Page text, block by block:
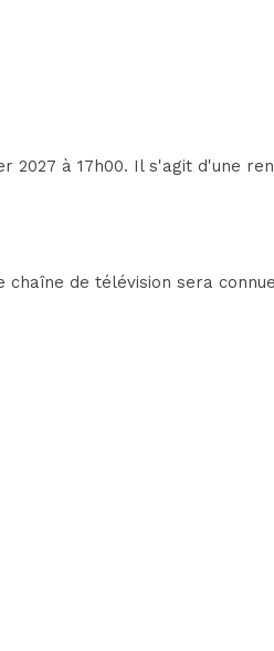
2027 à 17h00. Il s'agit d'une
chaîne de télévision sera